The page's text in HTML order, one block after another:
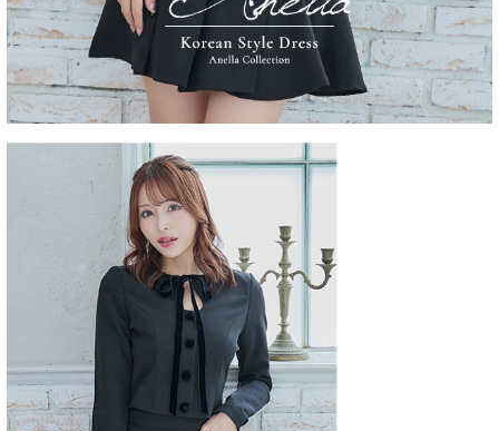
■注意事項